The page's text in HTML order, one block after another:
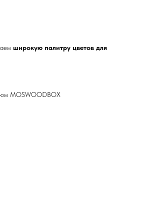
широкую палитру цветов для
MOSWOODBOX